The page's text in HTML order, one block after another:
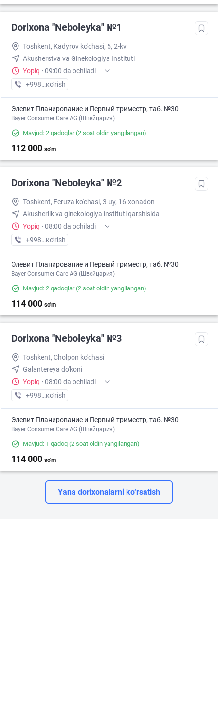
Dorixona "Neboleyka" №1
Toshkent, Kadyrov ko'chasi, 5, 2-kv
Akusherstva va Ginekologiya Instituti
Yopiq · 09:00 da ochiladi
+998 (71) XXX-XX-XX
кo’rish
Элевит Планирование и Первый триместр, таб. №30
Bayer Consumer Care AG (Швейцария)
Mavjud: 2 qadoqlar(2 soat oldin yangilangan)
112 000 so'm
Dorixona "Neboleyka" №2
Toshkent, Feruza ko'chasi, 3-uy, 16-xonadon
Akusherlik va ginekologiya instituti qarshisida
Yopiq · 08:00 da ochiladi
+998 (71) XXX-XX-XX
кo’rish
Элевит Планирование и Первый триместр, таб. №30
Bayer Consumer Care AG (Швейцария)
Mavjud: 2 qadoqlar(2 soat oldin yangilangan)
114 000 so'm
Dorixona "Neboleyka" №3
Toshkent, Cholpon ko'chasi
Galantereya do'koni
Yopiq · 08:00 da ochiladi
+998 (71) XXX-XX-XX
кo’rish
Элевит Планирование и Первый триместр, таб. №30
Bayer Consumer Care AG (Швейцария)
Mavjud: 1 qadoq (2 soat oldin yangilangan)
114 000 so'm
Yana dorixonalarni ko‘rsatish